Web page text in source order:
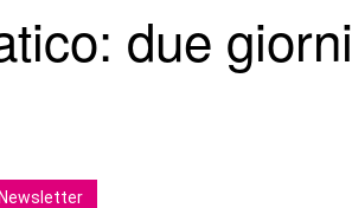
due giorni
Newsletter